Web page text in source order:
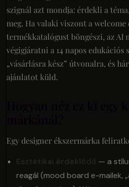
szignál azt mondja: érdekli a
meg. Ha valaki viszont a
termékkatalógust böngészi, az AI
végigjáratni a 14 napos
„vásárlásra kész” útvonalra, és
ajánlatot küld.
Egy designer ékszermárka
Esztétikai érdeklődő — a
reagál (mood board e-mailek,